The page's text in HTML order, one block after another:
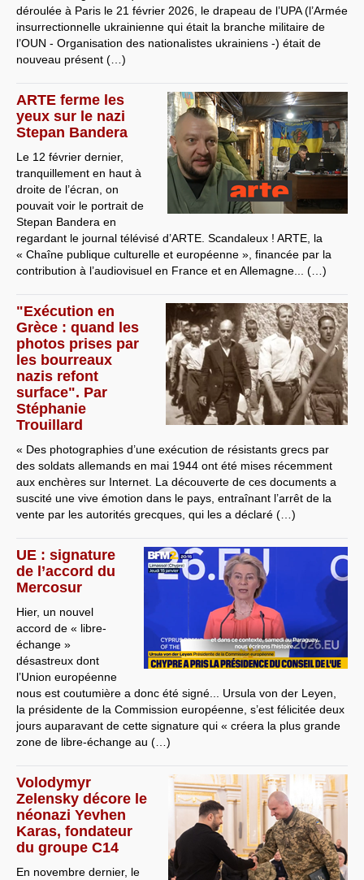
déroulée à Paris le 21 février 2026, le drapeau de l’UPA (l’Armée
insurrectionnelle ukrainienne qui était la branche militaire de
l’OUN - Organisation des nationalistes ukrainiens -) était de
nouveau présent (…)
ARTE ferme les
yeux sur le nazi
Stepan Bandera
Le 12 février dernier,
tranquillement en haut à
droite de l’écran, on
pouvait voir le portrait de
Stepan Bandera en
regardant le journal télévisé d’ARTE. Scandaleux ! ARTE, la
« Chaîne publique culturelle et européenne », financée par la
contribution à l’audiovisuel en France et en Allemagne... (…)
"Exécution en
Grèce : quand les
photos prises par
les bourreaux
nazis refont
surface". Par
Stéphanie
Trouillard
« Des photographies d’une exécution de résistants grecs par
des soldats allemands en mai 1944 ont été mises récemment
aux enchères sur Internet. La découverte de ces documents a
suscité une vive émotion dans le pays, entraînant l’arrêt de la
vente par les autorités grecques, qui les a déclaré (…)
UE : signature
de l’accord du
Mercosur
Hier, un nouvel
accord de « libre-
échange »
désastreux dont
l’Union européenne
nous est coutumière a donc été signé... Ursula von der Leyen,
la présidente de la Commission européenne, s’est félicitée deux
jours auparavant de cette signature qui « créera la plus grande
zone de libre-échange au (…)
Volodymyr
Zelensky décore le
néonazi Yevhen
Karas, fondateur
du groupe C14
En novembre dernier, le